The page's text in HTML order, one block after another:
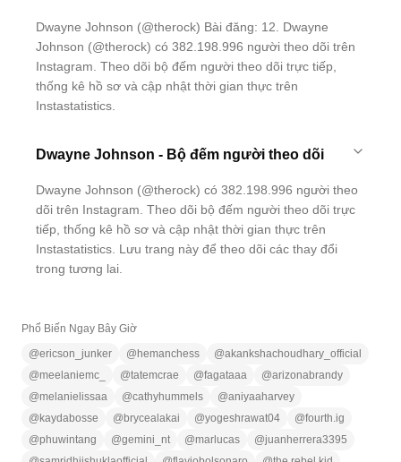
Dwayne Johnson (@therock) Bài đăng: 12. Dwayne
Johnson (@therock) có 382.198.996 người theo dõi trên
Instagram. Theo dõi bộ đếm người theo dõi trực tiếp,
thống kê hồ sơ và cập nhật thời gian thực trên
Instastatistics.
Dwayne Johnson - Bộ đếm người theo dõi
Dwayne Johnson (@therock) có 382.198.996 người theo
dõi trên Instagram. Theo dõi bộ đếm người theo dõi trực
tiếp, thống kê hồ sơ và cập nhật thời gian thực trên
Instastatistics. Lưu trang này để theo dõi các thay đổi
trong tương lai.
Phổ Biến Ngay Bây Giờ
@ericson_junker @ hemanchess @akankshachoudhary_official
@meelaniemc_ @tatemcrae @fagataaa @arizonabrandy
@melanielissaa @cathyhummels @aniyaaharvey
@ kaydabosse @ brycealakai @yogeshrawat04 @fourth.ig
@phuwintang @gemini_nt @marlucas @juanherrera3395